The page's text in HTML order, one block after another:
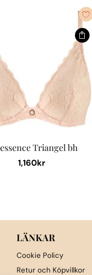
Triangel bh
1,160kr
LÄNKAR
Cookie Policy
Retur och Köpvillkor